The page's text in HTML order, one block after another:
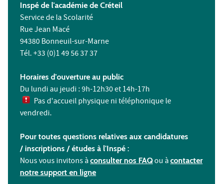
Inspé de l'académie de Créteil
Service de la Scolarité
Rue Jean Macé
94380 Bonneuil-sur-Marne
Tél. +33 (0)1 49 56 37 37
Horaires d'ouverture au public
Du lundi au jeudi : 9h-12h30 et 14h-17h
Pas d'accueil physique ni téléphonique le
vendredi.
Pour toutes questions relatives aux candidatures
/ inscriptions / études à l'Inspé :
Nous vous invitons à consulter nos FAQou à contacter
notre support en ligne